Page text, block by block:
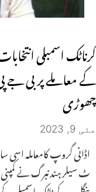
کرناٹک اسمبلی
کے معاملے پر بی جے
چھوڑی
مئی 9, 2023
اڈانی گروپ کامعاملہ
ٹ سیلر ہندنبرگ نے کمپنی